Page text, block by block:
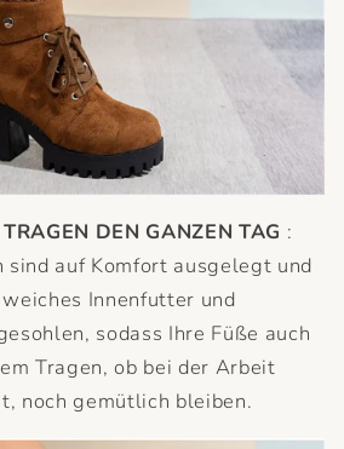
DEN GANZEN TAG :
auf Komfort ausgelegt und
Innenfutter und
sodass Ihre Füße auch
Tragen, ob bei der Arbeit
noch gemütlich bleiben.